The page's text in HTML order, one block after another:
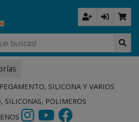
PEGAMENTO, SILICONA Y VARIOS
SILICONAS, POLIMEROS